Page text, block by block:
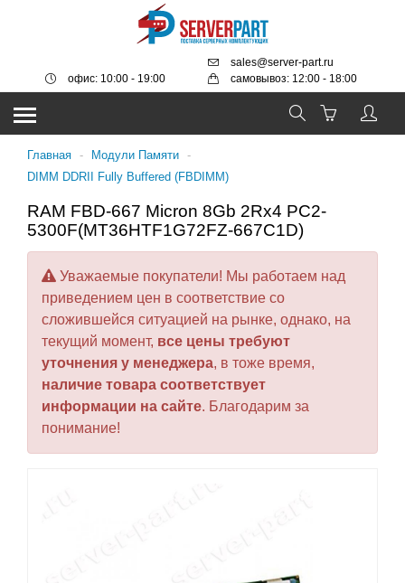
sales@server-part.ru
самовывоз: 12:00 - 18:00
офис: 10:00 - 19:00
Главная - Модули Памяти -
DIMM DDRII Fully Buffered (FBDIMM)
RAM FBD-667 Micron 8Gb 2Rx4 PC2-
5300F(MT36HTF1G72FZ-667C1D)
Уважаемые покупатели! Мы работаем над
приведением цен в соответствие со
сложившейся ситуацией на рынке, однако, на
текущий момент, все цены требуют
уточнения у менеджера, в тоже время,
наличие товара соответствует
информации на сайте. Благодарим за
понимание!